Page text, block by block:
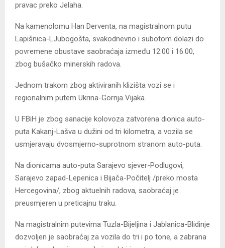
pravac preko Jelaha.
Na kamenolomu Han Derventa, na magistralnom putu
Lapišnica-LJubogošta, svakodnevno i subotom dolazi do
povremene obustave saobraćaja između 12.00 i 16.00,
zbog bušačko minerskih radova.
Jednom trakom zbog aktiviranih klizišta vozi se i
regionalnim putem Ukrina-Gornja Vijaka.
U FBiH je zbog sanacije kolovoza zatvorena dionica auto-
puta Kakanj-Lašva u dužini od tri kilometra, a vozila se
usmjeravaju dvosmjerno-suprotnom stranom auto-puta.
Na dionicama auto-puta Sarajevo sjever-Podlugovi,
Sarajevo zapad-Lepenica i Bijača-Počitelj /preko mosta
Hercegovina/, zbog aktuelnih radova, saobraćaj je
preusmjeren u preticajnu traku.
Na magistralnim putevima Tuzla-Bijeljina i Jablanica-Blidinje
dozvoljen je saobraćaj za vozila do tri i po tone, a zabrana